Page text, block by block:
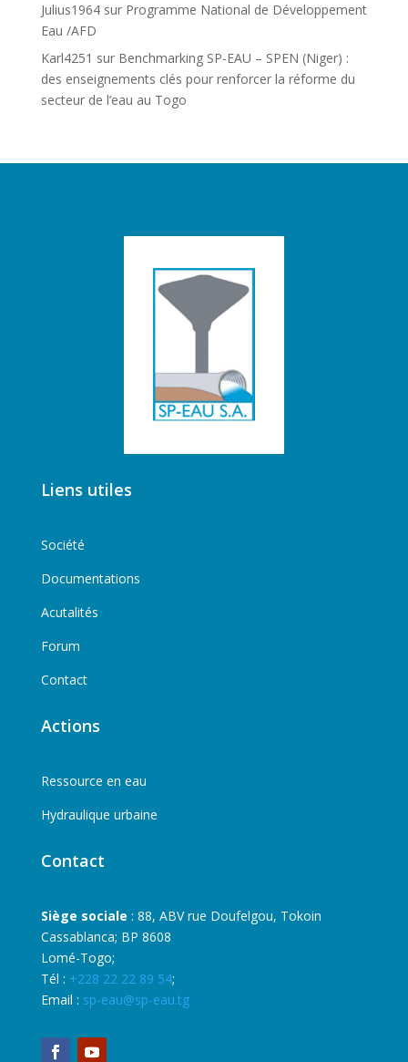
Julius1964sur Programme National de Développement
Eau /AFD
Karl4251 sur Benchmarking SP-EAU – SPEN (Niger) :
des enseignements clés pour renforcer la réforme du
secteur de l’eau au Togo
Liens utiles
Société
Documentations
Acutalités
Forum
Contact
Actions
Ressource en eau
Hydraulique urbaine
Contact
Siège sociale : 88, ABV rue Doufelgou, Tokoin
Cassablanca; BP 8608
Lomé-Togo;
Tél : +228 22 22 89 54;
Email : sp-eau@sp-eau.tg